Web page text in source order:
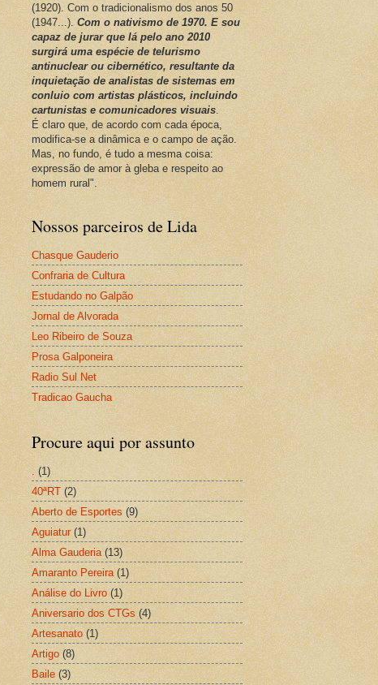
(1920). Com o tradicionalismo dos anos 50
(1947...). Com o nativismo de 1970. E sou
capaz de jurar que lá pelo ano 2010
surgirá uma espécie de telurismo
antinuclear ou cibernético, resultante da
inquietação de analistas de sistemas em
conluio com artistas plásticos, incluindo
cartunistas e comunicadores visuais.
É claro que, de acordo com cada época,
modifica-se a dinâmica e o campo de ação.
Mas, no fundo, é tudo a mesma coisa:
expressão de amor à gleba e respeito ao
homem rural".
Nossos parceiros de Lida
Chasque Gauderio
Confraria de Cultura
Estudando no Galpão
Jornal de Alvorada
Leo Ribeiro de Souza
Prosa Galponeira
Radio Sul Net
Tradicao Gaucha
Procure aqui por assunto
(1)
40ªRT (2)
Aberto de Esportes (9)
Aguiatur (1)
Alma Gauderia (13)
Amaranto Pereira (1)
Análise do Livro (1)
Aniversario dos CTGs (4)
Artesanato (1)
Artigo (8)
Baile (3)